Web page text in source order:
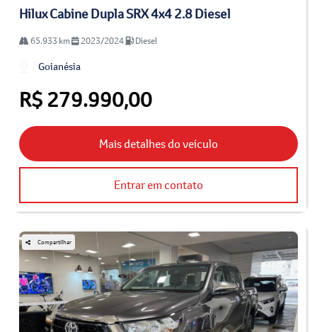
Hilux Cabine Dupla SRX 4x4 2.8 Diesel
65.933 km 2023/2024 Diesel
Goianésia
R$ 279.990,00
Mais detalhes do veículo
Entrar em contato
Compartilhar